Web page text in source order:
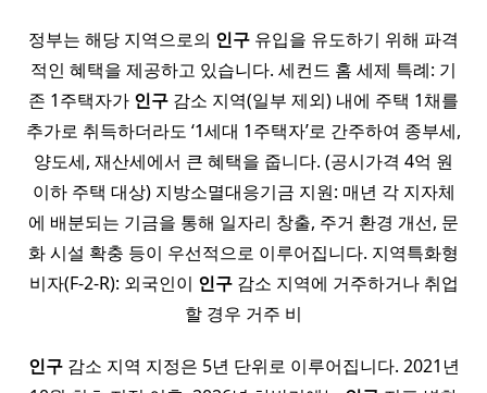
정부는 해당 지역으로의 인구 유입을 유도하기 위해 파격
적인 혜택을 제공하고 있습니다. 세컨드 홈 세제 특례: 기
존 1주택자가 인구 감소 지역(일부 제외) 내에 주택 1채를
추가로 취득하더라도 ‘1세대 1주택자’로 간주하여 종부세,
양도세, 재산세에서 큰 혜택을 줍니다. (공시가격 4억 원
이하 주택 대상) 지방소멸대응기금 지원: 매년 각 지자체
에 배분되는 기금을 통해 일자리 창출, 주거 환경 개선, 문
화 시설 확충 등이 우선적으로 이루어집니다. 지역특화형
비자(F-2-R): 외국인이 인구감소 지역에 거주하거나 취업
할 경우 거주 비
인구감소 지역 지정은 5년 단위로 이루어집니다. 2021년